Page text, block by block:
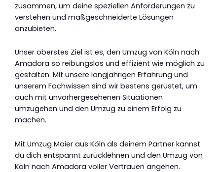
zusammen, um deine speziellen Anforderungen zu
verstehen und maßgeschneiderte Lösungen
anzubieten.
Unser oberstes Ziel ist es, den Umzug von Köln nach
Amadora so reibungslos und effizient wie möglich zu
gestalten. Mit unsere langjährigen Erfahrung und
unserem Fachwissen sind wir bestens gerüstet, um
auch mit unvorhergesehenen Situationen
umzugehen und den Umzug zu einem Erfolg zu
machen.
Mit Umzug Maier aus Köln als deinem Partner kannst
du dich entspannt zurücklehnen und den Umzug von
Köln nach Amadora voller Vertrauen angehen.